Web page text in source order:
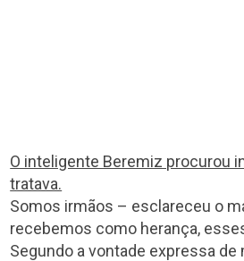
O inteligente Beremiz procurou
tratava.
Somos irmãos – esclareceu o
recebemos como herança,
Segundo a vontade expressa de